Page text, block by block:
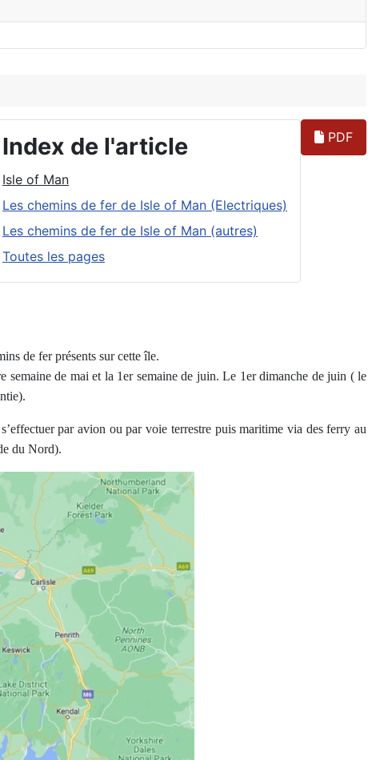
PDF
Index de l'article
Isle of Man
Les chemins de fer de Isle of Man (Electriques)
Les chemins de fer de Isle of Man (autres)
Toutes les pages
de fer présents sur cette île.
semaine de mai et la 1er semaine de juin. Le 1er dimanche de juin ( le
par avion ou par voie terrestre puis maritime via des ferry au
du Nord).